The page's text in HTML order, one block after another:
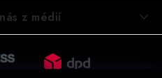
z médií